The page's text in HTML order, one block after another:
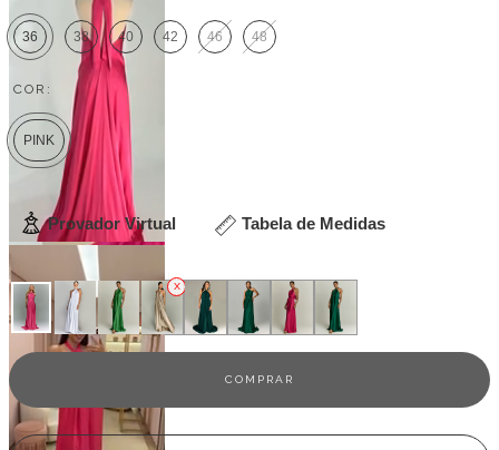
36 38 40 42 46 48
COR:
PINK
Provador Virtual Tabela de Medidas
Veja outras opções